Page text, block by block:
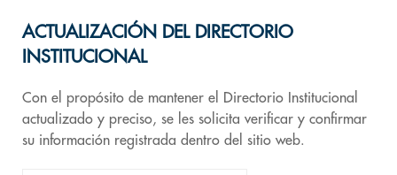
ACTUALIZACIÓN DEL DIRECTORIO
INSTITUCIONAL
Con el propósito de mantener el Directorio Institucional
actualizado y preciso, se les solicita verificar y confirmar
su información registrada dentro del sitio web.